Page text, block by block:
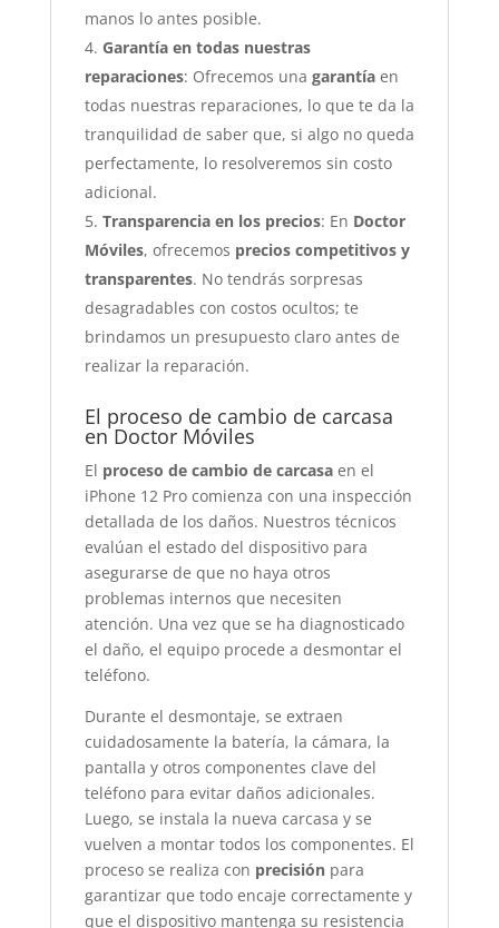
manos lo antes posible.
Garantía en todas nuestras
reparaciones: Ofrecemos una garantíaen
todas nuestras reparaciones, lo que te da la
tranquilidad de saber que, si algo no queda
perfectamente, lo resolveremos sin costo
adicional.
Transparencia en los precios: En Doctor
Móviles, ofrecemos precios competitivos y
transparentes. No tendrás sorpresas
desagradables con costos ocultos; te
brindamos un presupuesto claro antes de
realizar la reparación.
El proceso de cambio de carcasa
en Doctor Móviles
El proceso de cambio de carcasaen el
iPhone 12 Pro comienza con una inspección
detallada de los daños. Nuestros técnicos
evalúan el estado del dispositivo para
asegurarse de que no haya otros
problemas internos que necesiten
atención. Una vez que se ha diagnosticado
el daño, el equipo procede a desmontar el
teléfono.
Durante el desmontaje, se extraen
cuidadosamente la batería, la cámara, la
pantalla y otros componentes clave del
teléfono para evitar daños adicionales.
Luego, se instala la nueva carcasa y se
vuelven a montar todos los componentes. El
proceso se realiza con precisiónpara
garantizar que todo encaje correctamente y
que el dispositivo mantenga su resistencia